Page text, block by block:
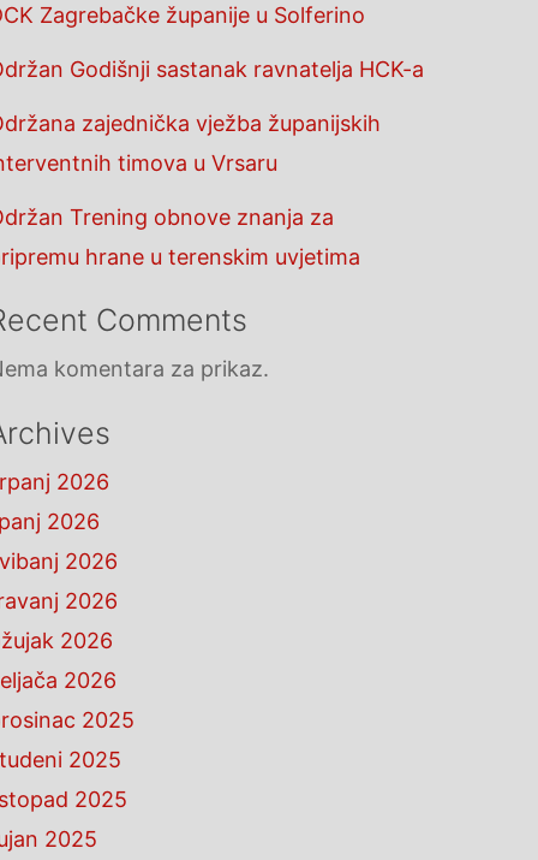
Zagrebačke županije u Solferino
Godišnji sastanak ravnatelja HCK-a
zajednička vježba županijskih
timova u Vrsaru
Trening obnove znanja za
hrane u terenskim uvjetima
Comments
komentara za prikaz.
2026
2026
2026
2026
2026
2026
2025
2025
2025
2025